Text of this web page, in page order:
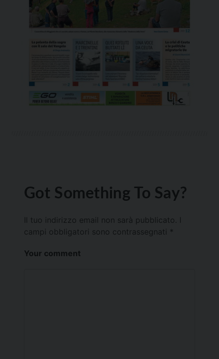
Got Something To Say?
Il tuo indirizzo email non sarà pubblicato.
campi obbligatori sono contrassegnati *
Your comment